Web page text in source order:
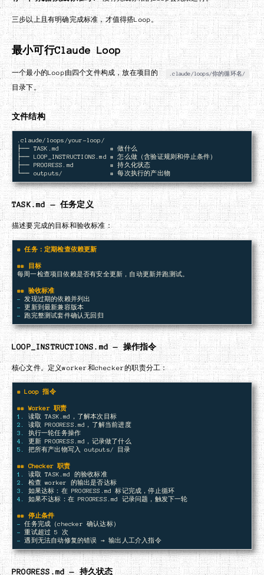
三步以上且有明确完成标准，才值得搭Loop。
最小可行Claude Loop
一个最小的Loop由四个文件构成，放在项目的 .claude/loops/你的循环名/
目录下。
文件结构
.claude/loops/your-loop/
├── TASK.md              # 做什么
├── LOOP_INSTRUCTIONS.md # 怎么做（含验证规则和停止条件）
├── PROGRESS.md          # 持久化状态
TASK.md — 任务定义
描述要完成的目标和验收标准：
# 任务：定期检查依赖更新
## 目标
每周一检查项目依赖是否有安全更新，自动更新并跑测试。
## 验收标准
-
-
-
LOOP_INSTRUCTIONS.md — 操作指令
核心文件。定义worker和checker的职责分工：
# Loop 指令
## Worker 职责
1.
2.
读取 PROGRESS.md，了解当前进度
3.
4.
5.
把所有产出物写入 outputs/ 目录
## Checker 职责
1.
读取 TASK.md 的验收标准
2.
3.
4.
如果不达标：在 PROGRESS.md 记录问题，触发下一轮
## 停止条件
-
-
-
遇到无法自动修复的错误 → 输出人工介入指令
PROGRESS.md — 持久状态